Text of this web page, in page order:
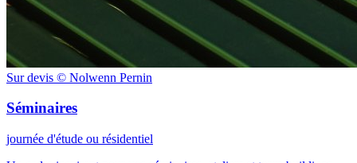
Sur devis © Nolwenn Pernin
Séminaires
journée d'étude ou résidentiel